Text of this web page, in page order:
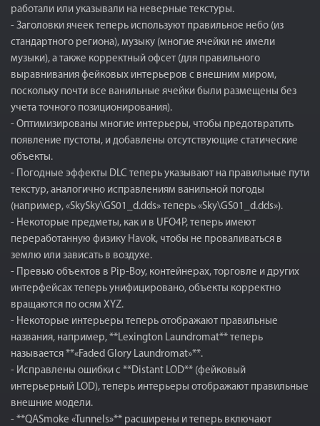
работали или указывали на неверные текстуры.
- Заголовки ячеек теперь используют правильное небо (из
стандартного региона), музыку (многие ячейки не имели
музыки), а также корректный офсет (для правильного
выравнивания фейковых интерьеров с внешним миром,
поскольку почти все ванильные ячейки были размещены без
учета точного позиционирования).
- Оптимизированы многие интерьеры, чтобы предотвратить
появление пустоты, и добавлены отсутствующие статические
объекты.
- Погодные эффекты DLC теперь указывают на правильные пути
текстур, аналогично исправлениям ванильной погоды
(например, «SkySky\GS01_d.dds» теперь «Sky\GS01_d.dds»).
- Некоторые предметы, как и в UFO4P, теперь имеют
переработанную физику Havok, чтобы не проваливаться в
землю или зависать в воздухе.
- Превью объектов в Pip-Boy, контейнерах, торговле и других
интерфейсах теперь унифицировано, объекты корректно
вращаются по осям XYZ.
- Некоторые интерьеры теперь отображают правильные
названия, например, **Lexington Laundromat** теперь
называется **«Faded Glory Laundromat»**.
- Исправлены ошибки с **Distant LOD** (фейковый
интерьерный LOD), теперь интерьеры отображают правильные
внешние модели.
- **QASmoke «Tunnels»** расширены и теперь включают